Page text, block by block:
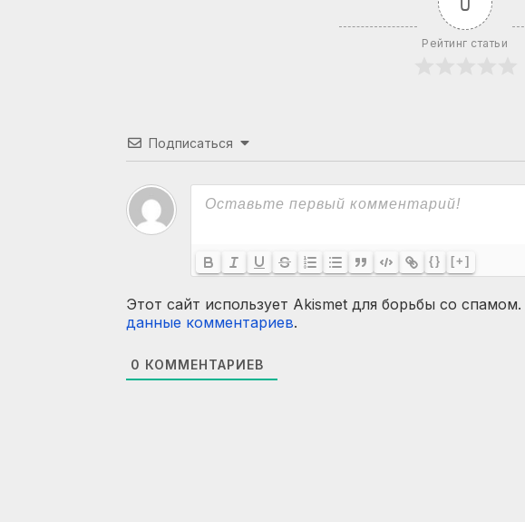
Рейтинг статьи
Подписаться
{} [+]
Этот сайт использует Akismet для борьбы со спамом.
данные комментариев.
0 КОММЕНТАРИЕВ